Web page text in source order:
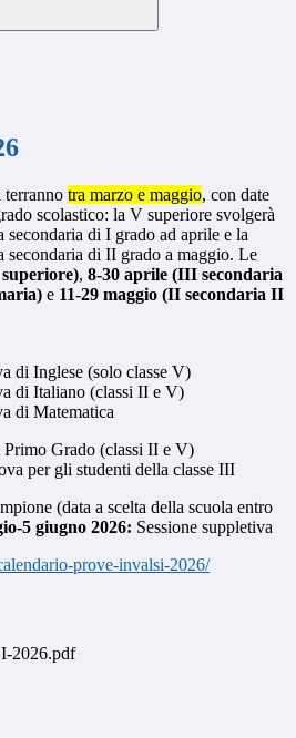
tra marzo e maggio, con date
scolastico: la V superiore svolgerà
di I grado ad aprile e la
di II grado a maggio. Le
, 8-30 aprile (III secondaria
e 11-29 maggio (II secondaria II
di Inglese (solo classe V)
di Italiano (classi II e V)
di Matematica
Primo Grado (classi II e V)
per gli studenti della classe III
(data a scelta della scuola entro
5 giugno 2026: Sessione suppletiva
prove-invalsi-2026/
2026.pdf